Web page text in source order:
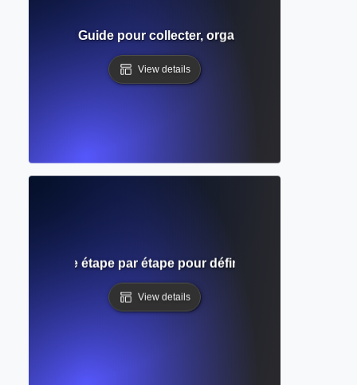
? Guide pour collecter, organiser et synthétiser
View details
? Guide étape par étape pour définir et atteindre des
View details